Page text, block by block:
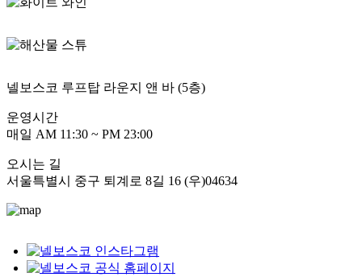
넬보스코 루프탑 라운지 앤 바 (5층)
운영시간
매일 AM 11:30 ~ PM 23:00
오시는 길
서울특별시 중구 퇴계로 8길 16 (우)04634